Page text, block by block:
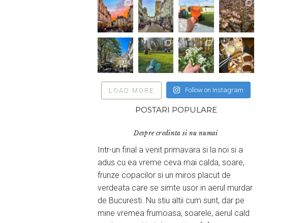
LOAD MORE Follow on Instagram
POSTARI POPULARE
Despre credinta si nu numai
Intr-un final a venit primavara si la noi si a
adus cu ea vreme ceva mai calda, soare,
frunze copacilor si un miros placut de
verdeata care se simte usor in aerul murdar
de Bucuresti. Nu stiu altii cum sunt, dar pe
mine vremea frumoasa, soarele, aerul cald